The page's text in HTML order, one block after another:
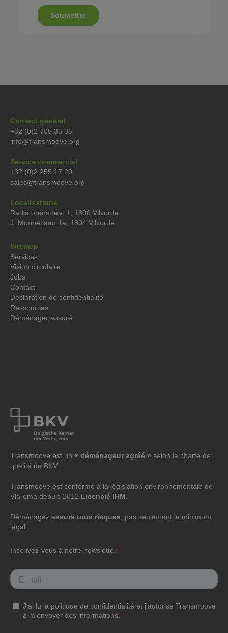
Contact général
+32 (0)2 705 35 35
info@transmoove.org
Service commercial
+32 (0)2 255 17 20
sales@transmoove.org
Localisations
Radiatorenstraat 1, 1800 Vilvorde
J. Monnetlaan 1a, 1804 Vilvorde
Sitemap
Services
Vision circulaire
Jobs
Contact
Déclaration de confidentialité
Ressources
Déménager assuré
Transmoove est un « déménageur agréé » selon la charte de
qualité de BKV.
Transmoove est conforme à la législation environnementale de
Vlarema depuis 2012 Licencié IHM.
Déménagez assuré tous risques, pas seulement le minimum
légal.